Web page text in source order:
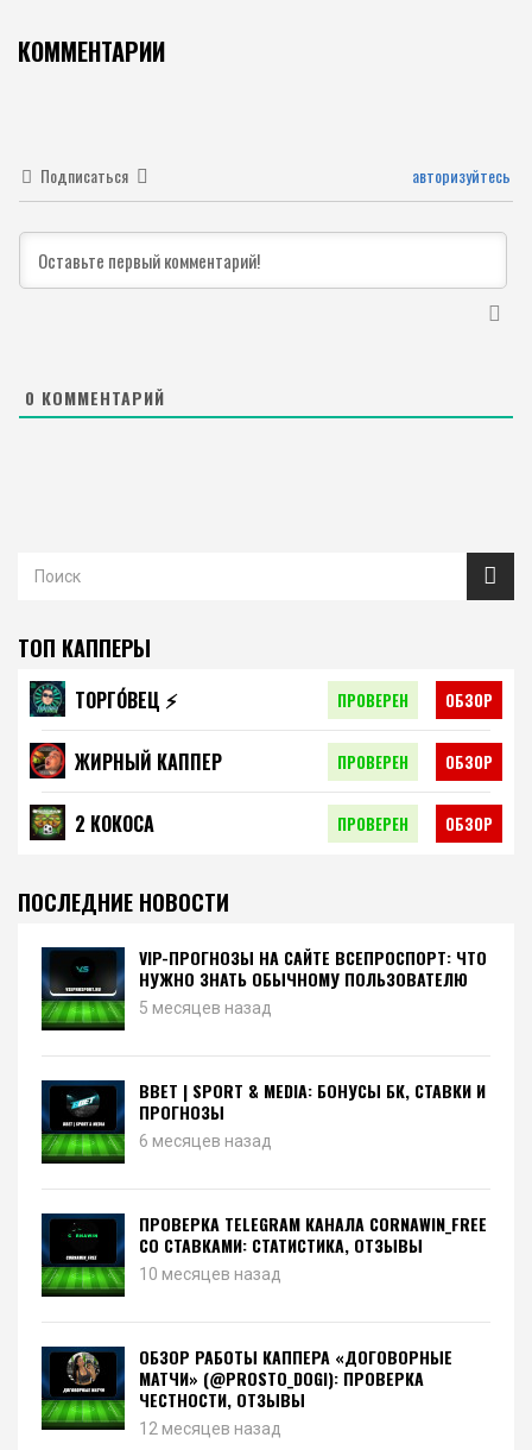
КОММЕНТАРИИ
Подписаться авторизуйтесь
0 КОММЕНТАРИЙ
ТОП КАППЕРЫ
ТОРГО́ВЕЦ ⚡️ ПРОВЕРЕН ОБЗОР
ЖИРНЫЙ КАППЕР ПРОВЕРЕН ОБЗОР
2 КОКОСА ПРОВЕРЕН ОБЗОР
ПОСЛЕДНИЕ НОВОСТИ
VIP-ПРОГНОЗЫ НА САЙТЕ ВСЕПРОСПОРТ: ЧТО
НУЖНО ЗНАТЬ ОБЫЧНОМУ ПОЛЬЗОВАТЕЛЮ
5 месяцев назад
BBET | SPORT & MEDIA: БОНУСЫ БК, СТАВКИ И
ПРОГНОЗЫ
6 месяцев назад
ПРОВЕРКА TELEGRAM КАНАЛА CORNAWIN_FREE
СО СТАВКАМИ: СТАТИСТИКА, ОТЗЫВЫ
10 месяцев назад
ОБЗОР РАБОТЫ КАППЕРА «ДОГОВОРНЫЕ
МАТЧИ» (@PROSTO_DOGI): ПРОВЕРКА
ЧЕСТНОСТИ, ОТЗЫВЫ
12 месяцев назад